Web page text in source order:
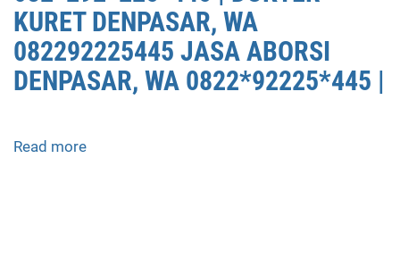
BIDAN
ABORSI
DENPASAR,
WA
KURET DENPASAR, WA
082292225445 JASA ABORSI
DENPASAR, WA 0822*92225*445 |
Read more